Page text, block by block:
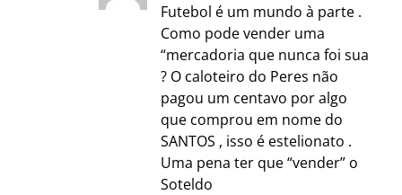
Futebol é um mundo à parte .
Como pode vender uma
“mercadoria que nunca foi sua
? O caloteiro do Peres não
pagou um centavo por algo
que comprou em nome do
SANTOS , isso é estelionato .
Uma pena ter que “vender” o
Soteldo